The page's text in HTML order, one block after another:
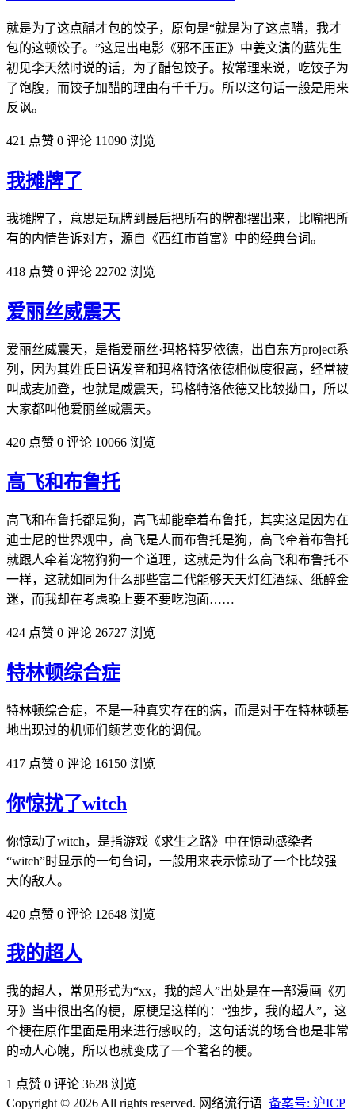
就是为了这点醋才包的饺子，原句是“就是为了这点醋，我才
包的这顿饺子。”这是出电影《邪不压正》中姜文演的蓝先生
初见李天然时说的话，为了醋包饺子。按常理来说，吃饺子为
了饱腹，而饺子加醋的理由有千千万。所以这句话一般是用来
反讽。
421 点赞 0 评论 11090 浏览
我摊牌了
我摊牌了，意思是玩牌到最后把所有的牌都摆出来，比喻把所
有的内情告诉对方，源自《西红市首富》中的经典台词。
418 点赞 0 评论 22702 浏览
爱丽丝威震天
爱丽丝威震天，是指爱丽丝·玛格特罗依德，出自东方project系
列，因为其姓氏日‌‌‌‌‌‌‌‌语发音和玛格特洛依德相似度很高，经常被
叫成麦加登，也就是威震天，玛格特洛依德又比较拗口，所以
大家都叫他爱丽丝威震天。
420 点赞 0 评论 10066 浏览
高飞和布鲁托
高飞和布鲁托都是狗，高飞却能牵着布鲁托，其实这是因为在
迪士尼的世界观中，高飞是人而布鲁托是狗，高飞牵着布鲁托
就跟人牵着宠物狗狗一个道理，这就是为什么高飞和布鲁托不
一样，这就如同为什么那些富二代能够天天灯红酒绿、纸醉金
迷，而我却在考虑晚上要不要吃泡面……
424 点赞 0 评论 26727 浏览
特林顿综合症
特林顿综合症，不是一种真实存在的病，而是对于在特林顿基
地出现过的机师们颜艺变化的调侃。
417 点赞 0 评论 16150 浏览
你惊扰了witch
你惊动了witch，是指游戏《求生之路》中在惊动感染者
“witch”时显示的一句台词，一般用来表示惊动了一个比较强
大的敌人。
420 点赞 0 评论 12648 浏览
我的超人
我的超人，常见形式为“xx，我的超人”出处是在一部漫画《刃
牙》当中很出名的梗，原梗是这样的：“独步，我的超人”，这
个梗在原作里面是用来进行感叹的，这句话说的场合也是非常
的动人心魄，所以也就变成了一个著名的梗。
1 点赞 0 评论 3628 浏览
Copyright © 2026 All rights reserved. 网络流行语 备案号: 沪ICP